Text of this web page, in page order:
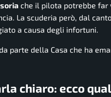
che il pilota potrebbe far
La scuderia però, dal
a causa degli infortuni.
parte della Casa che ha
chiaro: ecco